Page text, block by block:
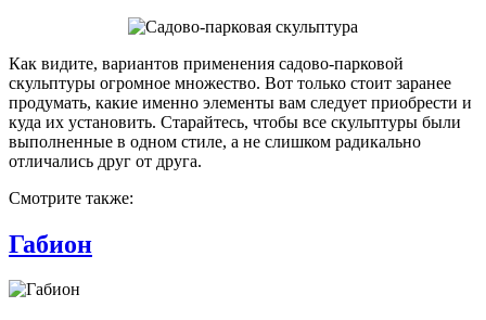
Как видите, вариантов применения садово-парковой
скульптуры огромное множество. Вот только стоит заранее
продумать, какие именно элементы вам следует приобрести и
куда их установить. Старайтесь, чтобы все скульптуры были
выполненные в одном стиле, а не слишком радикально
отличались друг от друга.
Смотрите также:
Габион